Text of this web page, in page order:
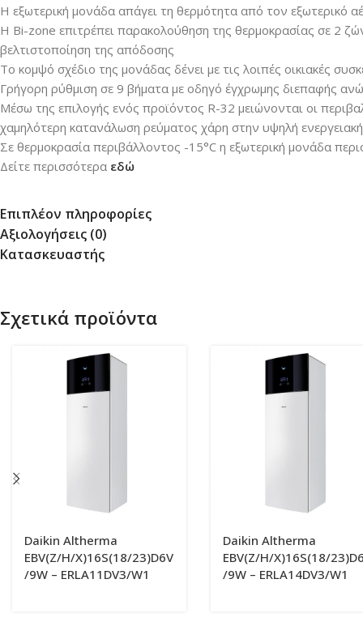
Η εξωτερική μονάδα απάγει τη θερμότητα από τον εξωτερικό
Η Bi-zone επιτρέπει παρακολούθηση της θερμοκρασίας σε 2
βελτιστοποίηση της απόδοσης
Το κομψό σχέδιο της μονάδας δένει με τις λοιπές οικιακές
Γρήγορη ρύθμιση σε 9 βήματα με οδηγό έγχρωμης διεπαφής
Μέσω της επιλογής ενός προϊόντος R-32 μειώνονται οι
χαμηλότερη κατανάλωση ρεύματος χάρη στην υψηλή
Σε θερμοκρασία περιβάλλοντος -15°C η εξωτερική μονάδα
Δείτε περισσότερα εδώ
Επιπλέον πληροφορίες
Αξιολογήσεις (0)
Κατασκευαστής
Σχετικά προϊόντα
Daikin Altherma
EBV(Z/H/X)16S(18/23)D6V
/9W – ERLA11DV3/W1
Daikin Altherma
EBV(Z/H/X)16S(18/
/9W – ERLA14DV3/W1